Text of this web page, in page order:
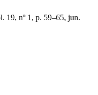
19, nº 1, p. 59–65, jun.